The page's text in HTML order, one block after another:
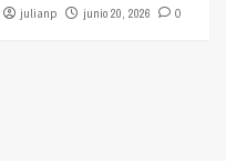
julianp junio 20, 2026 0